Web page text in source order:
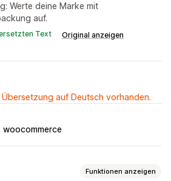
Werte deine Marke mit
auf.
Text Original anzeigen
auf Deutsch vorhanden.
woocommerce
Funktionen anzeigen